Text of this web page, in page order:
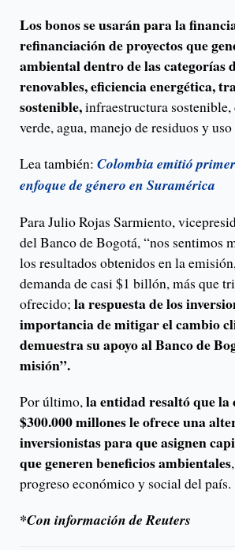
Los bonos se usarán para la
refinanciación de proyectos que
ambiental dentro de las categorías
renovables, eficiencia energética,
sostenible,infraestructura
verde, agua, manejo de residuos y
Lea también: Colombia emitió
enfoque de género en Suramérica
Para Julio Rojas Sarmiento,
del Banco de Bogotá, “nos sentimos
los resultados obtenidos en la
demanda de casi $1 billón, más que
ofrecido; la respuesta de los
importancia de mitigar el cambio
demuestra su apoyo al Banco de
misión”.
Por último,la entidad resaltó que la
$300.000 millones le ofrece una
inversionistas para que asignen
que generen beneficios ambientales
progreso económico y social del país.
*Con información de Reuters